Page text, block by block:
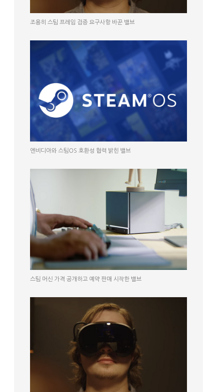
조용히 스팀 프레임 검증 요구사항 바꾼 밸브
엔비디아와 스팀OS 호환성 협력 밝힌 밸브
스팀 머신 가격 공개하고 예약 판매 시작한 밸브